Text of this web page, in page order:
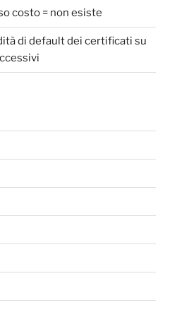
costo = non esiste
di default dei certificati su